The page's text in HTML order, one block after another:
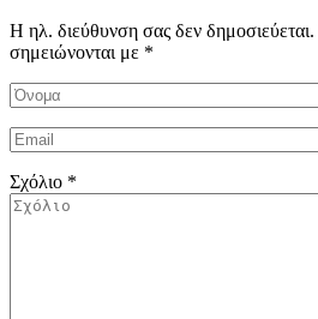
Η ηλ. διεύθυνση σας δεν δημοσιεύεται.
σημειώνονται με *
Σχόλιο *